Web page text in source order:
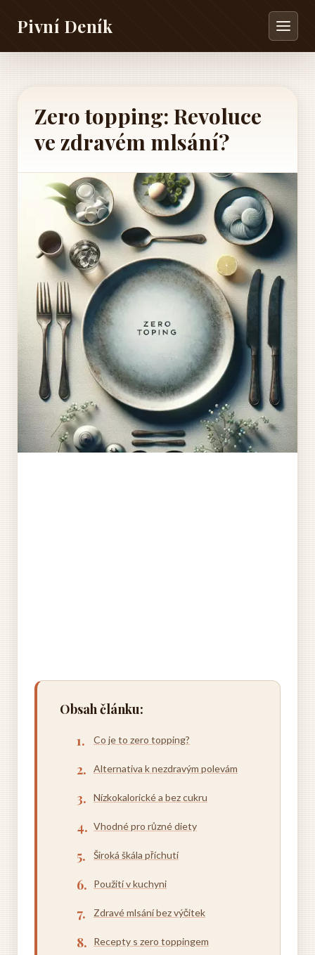
Pivní Deník
Zero topping: Revoluce
ve zdravém mlsání?
Obsah článku:
Co je to zero topping?
Alternativa k nezdravým polevám
Nízkokalorické a bez cukru
Vhodné pro různé diety
Široká škála příchutí
Použití v kuchyni
Zdravé mlsání bez výčitek
Recepty s zero toppingem